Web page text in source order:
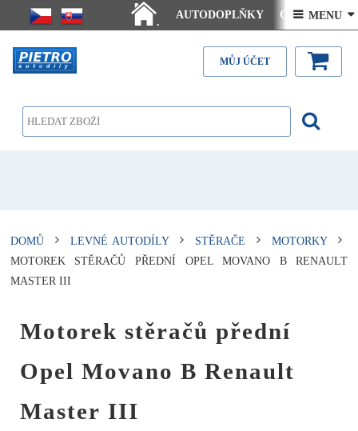
.
AUTODOPLŇKY Ceny doručení
Články - návody Kontakt
 MENU 
MŮJ ÚČET
DOMŮ LEVNÉ AUTODÍLY STĚRAČE
MOTORKY
MOTOREK STĚRAČŮ PŘEDNÍ OPEL MOVANO B RENAULT
MASTER III
Motorek stěračů přední
Opel Movano B Renault
Master III